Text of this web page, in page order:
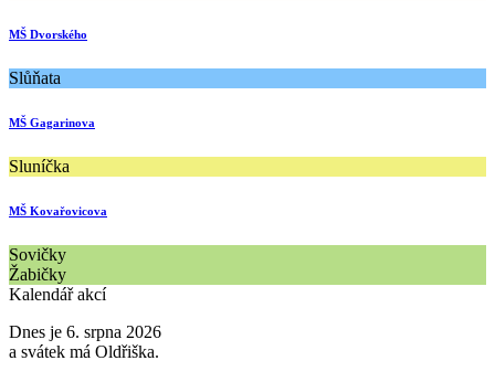
MŠ Dvorského
Slůňata
MŠ Gagarinova
Sluníčka
MŠ Kovařovicova
Sovičky
Žabičky
Kalendář akcí
Dnes je 6. srpna 2026
a svátek má Oldřiška.